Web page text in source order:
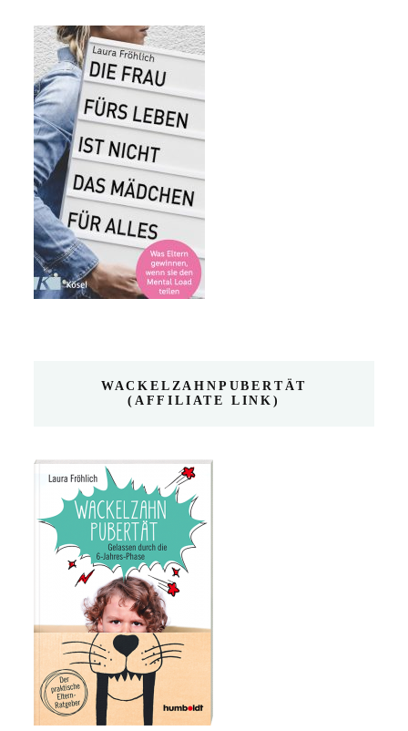
WACKELZAHNPUBERTÄT
(AFFILIATE LINK)